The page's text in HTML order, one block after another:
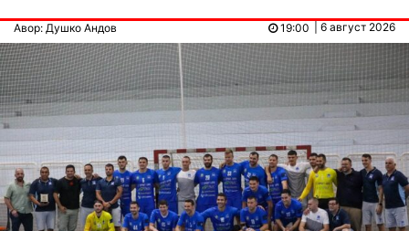
Авор: Душко Андов | 6 август 2026
19:00